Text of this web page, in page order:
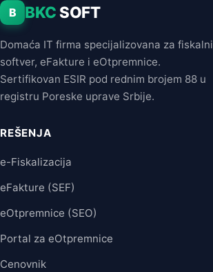
B BKC SOFT
Domaća IT firma specijalizovana za fiskalni
softver, eFakture i eOtpremnice.
Sertifikovan ESIR pod rednim brojem 88 u
registru Poreske uprave Srbije.
REŠENJA
e-Fiskalizacija
eFakture (SEF)
eOtpremnice (SEO)
Portal za eOtpremnice
Cenovnik